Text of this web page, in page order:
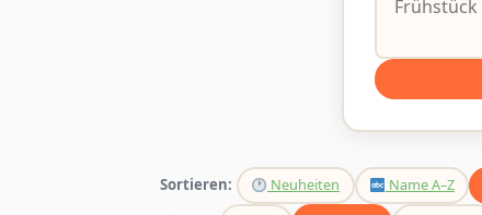
Sortieren: Neuheiten Name A–Z